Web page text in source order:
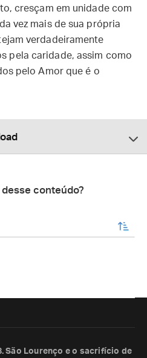
cresçam em unidade com
vez mais de sua própria
verdadeiramente
pela caridade, assim como
pelo Amor que é o
conteúdo?
enviar
São Lourenço e o sacrifício de